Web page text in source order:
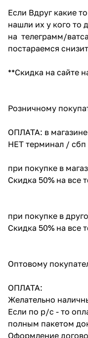
Если Вдруг какие
нашли их у кого то
на телеграмм/
постараемся
**Скидка на сайте
Розничному
ОПЛАТА: в
НЕТ терминал /
при покупке в
Скидка 50% на все
при покупке в
Скидка 50% на все
Оптовому
ОПЛАТА:
Желательно
Если по р/с - то
полным пакетом
Оформление